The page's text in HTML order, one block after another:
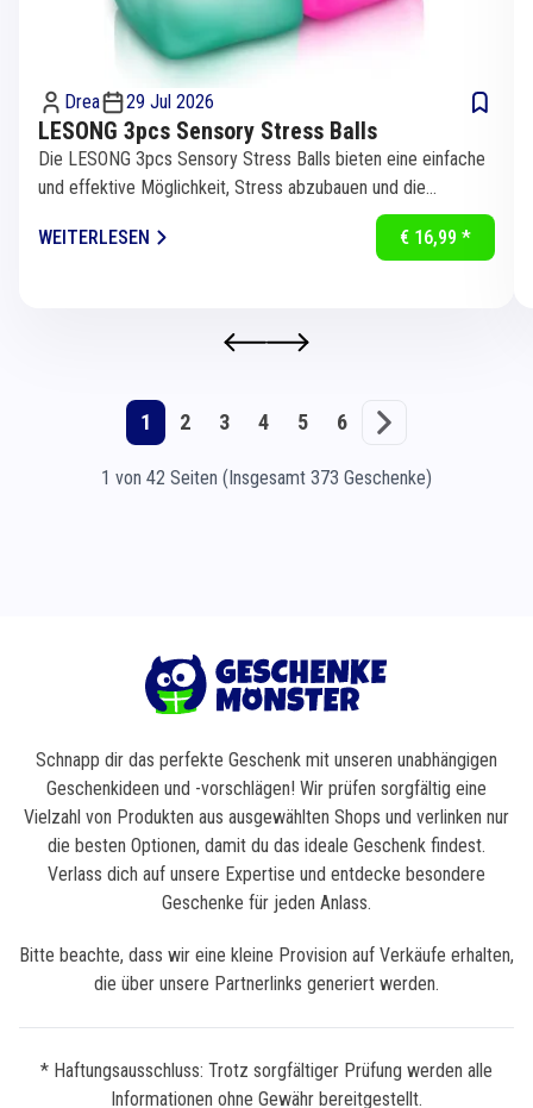
Drea 29 Jul 2026
LESONG 3pcs Sensory Stress Balls
Die LESONG 3pcs Sensory Stress Balls bieten eine einfache
und effektive Möglichkeit, Stress abzubauen und die
WEITERLESEN
€ 16,99 *
1 2 3 4 5 6
1 von 42 Seiten (Insgesamt 373 Geschenke)
Schnapp dir das perfekte Geschenk mit unseren unabhängigen
Geschenkideen und -vorschlägen! Wir prüfen sorgfältig eine
Vielzahl von Produkten aus ausgewählten Shops und verlinken nur
die besten Optionen, damit du das ideale Geschenk findest.
Verlass dich auf unsere Expertise und entdecke besondere
Geschenke für jeden Anlass.
Bitte beachte, dass wir eine kleine Provision auf Verkäufe erhalten,
die über unsere Partnerlinks generiert werden.
* Haftungsausschluss: Trotz sorgfältiger Prüfung werden alle
Informationen ohne Gewähr bereitgestellt.